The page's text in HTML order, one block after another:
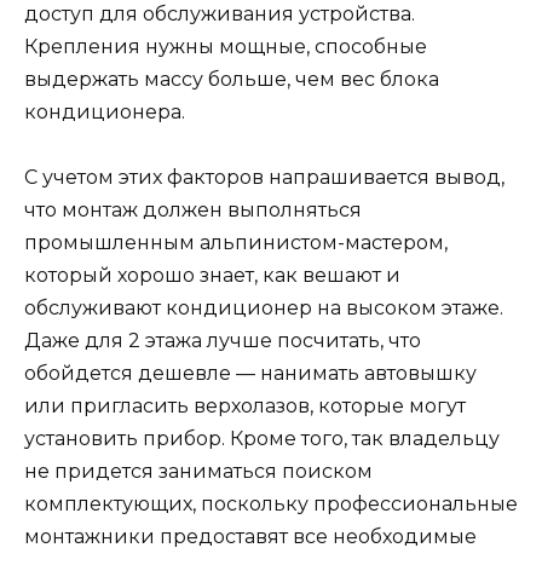
доступ для обслуживания устройства.
Крепления нужны мощные, способные
выдержать массу больше, чем вес блока
кондиционера.
С учетом этих факторов напрашивается вывод,
что монтаж должен выполняться
промышленным альпинистом-мастером,
который хорошо знает, как вешают и
обслуживают кондиционер на высоком этаже.
Даже для 2 этажа лучше посчитать, что
обойдется дешевле — нанимать автовышку
или пригласить верхолазов, которые могут
установить прибор. Кроме того, так владельцу
не придется заниматься поиском
комплектующих, поскольку профессиональные
монтажники предоставят все необходимые